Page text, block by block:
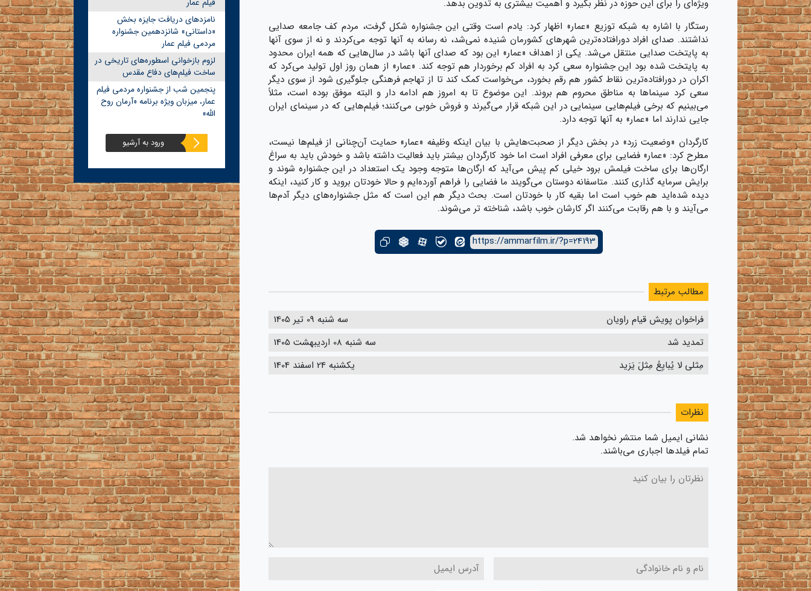
ویژه‌ای را برای این حوزه در نظر بگیرد و اهمیت بیشتری به تدوین بدهد.
رستگار با اشاره به شبکه توزیع «عمار» اظهار کرد: یادم است وقتی این جشنواره شکل گرفت، مردم کف جامعه صدایی
نداشتند. صدای افراد دورافتاده‌ترین شهرهای کشورمان شنیده نمی‌شد، نه رسانه به آنها توجه می‌کردند و نه از سوی آنها
به پایتخت صدایی منتقل می‌شد. یکی از اهداف «عمار» این بود که صدای آنها باشد در سال‌هایی که همه ایران محدود
به پایتخت شده بود این جشنواره سعی کرد به افراد کم برخوردار هم توجه کند. «عمار» از همان روز اول تولید می‌کرد که
اکران در دورافتاده‌ترین نقاط کشور هم رقم بخورد، می‌خواست کمک کند تا از تهاجم فرهنگی جلوگیری شود از سوی دیگر
سعی کرد سینماها به مناطق محروم هم بروند. این موضوع تا به امروز هم ادامه دار و البته موفق بوده است، مثلاً
می‌بینیم که برخی فیلم‌هایی سینمایی در این شبکه قرار می‌گیرند و فروش خوبی می‌کنند؛ فیلم‌هایی که در سینمای ایران
جایی ندارند اما «عمار» به آنها توجه دارد.
کارگردان «وضعیت زرد» در بخش دیگر از صحبت‌هایش با بیان اینکه وظیفه «عمار» حمایت آن‌چنانی از فیلم‌ها نیست،
مطرح کرد: «عمار» فضایی برای معرفی افراد است اما خود کارگردان بیشتر باید فعالیت داشته باشد و خودش باید به سراغ
ارگان‌ها برای ساخت فیلمش برود خیلی کم پیش می‌آید که ارگان‌ها متوجه وجود یک استعداد در این جشنواره شوند و
برایش سرمایه گذاری کنند. متاسفانه دوستان می‌گویند ما فضایی را فراهم آورده‌ایم و حالا خودتان بروید و کار کنید، اینکه
دیده شده‌اید هم خوب است اما بقیه کار با خودتان است. بحث دیگر هم این است که مثل جشنواره‌های دیگر آدم‌ها
می‌آیند و با هم رقابت می‌کنند اگر کارشان خوب باشد، شناخته تر می‌شوند.
https://ammarfilm.ir/?p=24193
مطالب مرتبط
فراخوان پویش قیام راویان
سه شنبه 09 تیر 1405
تمدید شد
سه شنبه 08 اردیبهشت 1405
مِثلی لا یُبایِعُ مِثلَ یَزید
یکشنبه 24 اسفند 1404
نظرات
نشانی ایمیل شما منتشر نخواهد شد.
تمام فیلدها اجباری می‌باشند.
فیلم عمار
نامزدهای دریافت جایزه بخش
«داستانی» شانزدهمین جشنواره
مردمی فیلم عمار
لزوم بازخوانی اسطوره‌های تاریخی در
ساخت فیلم‌های دفاع مقدس
پنجمین شب از جشنواره مردمی فیلم
عمار، میزبان ویژه برنامه «آرمان روح
الله»
ورود به آرشیو